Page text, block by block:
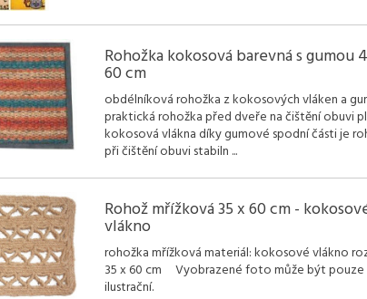
Rohožka kokosová barevná s gumou
60 cm
obdélníková rohožka z kokosových vláken a
praktická rohožka před dveře na čištění obuvi
kokosová vlákna díky gumové spodní části je
při čištění obuvi stabiln ...
Rohož mřížková 35 x 60 cm -
vlákno
rohožka mřížková materiál: kokosové vlákno
35 x 60 cm Vyobrazené foto může být pouze
ilustrační.